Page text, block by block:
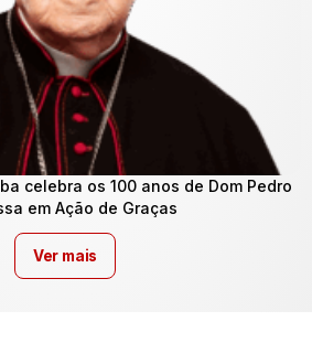
celebra os 100 anos de Dom Pedro
em Ação de Graças
Ver mais